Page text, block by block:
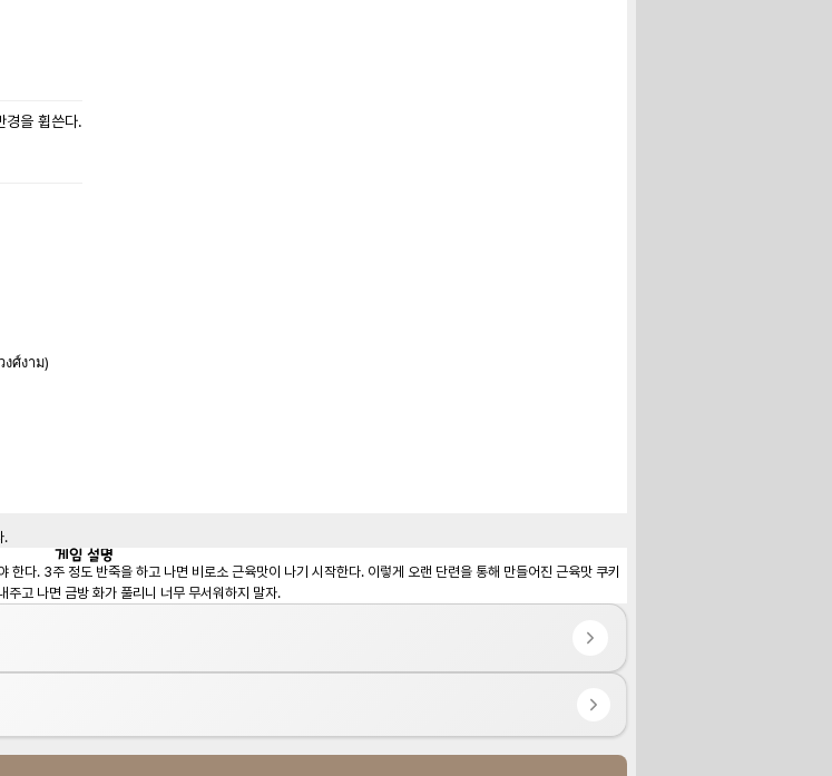
경을 휩쓴다.
ศ์งาม)
.
게임 설명
다. 3주 정도 반죽을 하고 나면 비로소 근육맛이 나기 시작한다. 이렇게 오랜 단련을 통해 만들어진 근육맛 쿠키
고 나면 금방 화가 풀리니 너무 무서워하지 말자.